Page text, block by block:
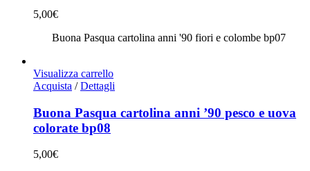
5,00€
Buona Pasqua cartolina anni '90 fiori e colombe bp07
Visualizza carrello
Acquista / Dettagli
Buona Pasqua cartolina anni ’90 pesco e uova
colorate bp08
5,00€